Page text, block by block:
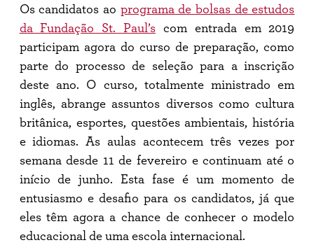
Os candidatos ao programa de bolsas de estudos
da Fundação St. Paul’s com entrada em 2019
participam agora do curso de preparação, como
parte do processo de seleção para a inscrição
deste ano. O curso, totalmente ministrado em
inglês, abrange assuntos diversos como cultura
britânica, esportes, questões ambientais, história
e idiomas. As aulas acontecem três vezes por
semana desde 11 de fevereiro e continuam até o
início de junho. Esta fase é um momento de
entusiasmo e desafio para os candidatos, já que
eles têm agora a chance de conhecer o modelo
educacional de uma escola internacional.